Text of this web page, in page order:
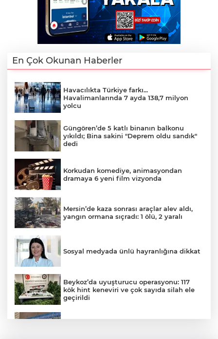
En Çok Okunan Haberler
Havacılıkta Türkiye farkı...
Havalimanlarında 7 ayda 138,7 milyon
yolcu
Güngören’de 5 katlı binanın balkonu
yıkıldı; Bina sakini "Deprem oldu sandık"
dedi
Korkudan komediye, animasyondan
dramaya 6 yeni film vizyonda
Mersin’de kaza sonrası araçlar alev aldı,
yangın ormana sıçradı: 1 ölü, 2 yaralı
Sosyal medyada ünlü hayranlığına dikkat
Beykoz’da uyuşturucu operasyonu: 117
kök hint keneviri ve çok sayıda silah ele
geçirildi